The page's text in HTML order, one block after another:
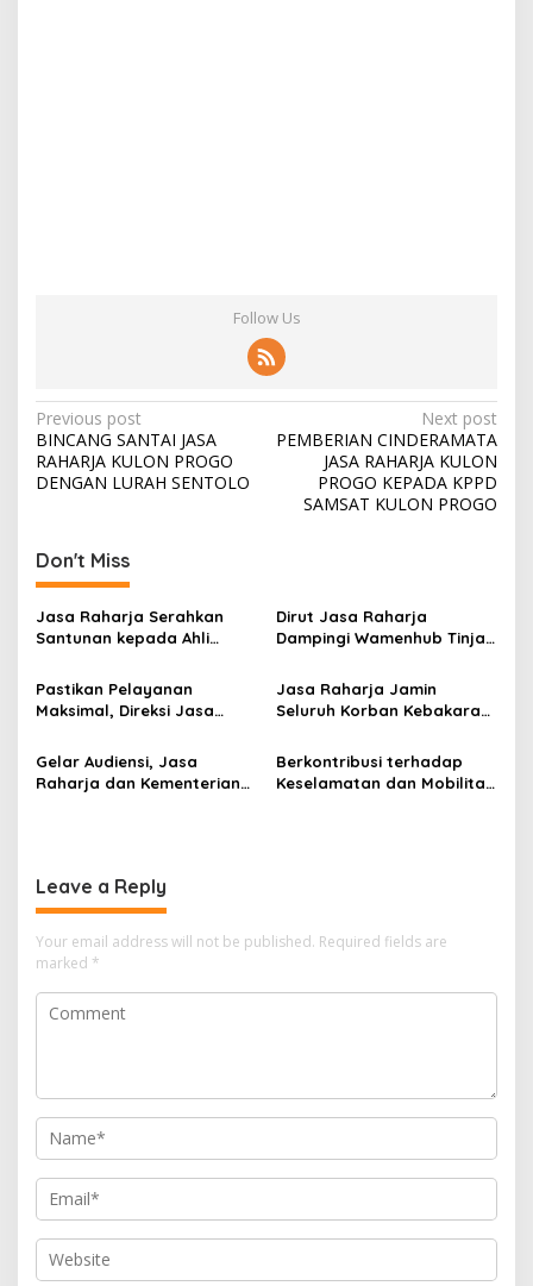
Follow Us
Post
navigation
Previous post
BINCANG SANTAI JASA
RAHARJA KULON PROGO
DENGAN LURAH SENTOLO
Next post
PEMBERIAN CINDERAMATA
JASA RAHARJA KULON
PROGO KEPADA KPPD
SAMSAT KULON PROGO
Don't Miss
Jasa Raharja Serahkan
Santunan kepada Ahli
KM Mutiara Sentosa II
Dirut Jasa Raharja
Dampingi Wamenhub Tinjau
Mutiara Sentosa II di RS
PHC Surabaya
Pastikan Pelayanan
Maksimal, Direksi Jasa
Kebakaran KM Mutiara
Sentosa II
Jasa Raharja Jamin
Seluruh Korban Kebakaran
Perairan Sumenep
Gelar Audiensi, Jasa
Raharja dan Kementerian
Berkontribusi terhadap
Keselamatan dan Mobilitas
Leave a Reply
Your email address will not be published. Required fields are
marked *